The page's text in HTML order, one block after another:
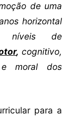
de uma
horizontal
níveis de
, cognitivo,
moral dos
para a